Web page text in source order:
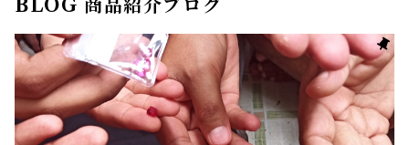
BLOG 商品紹介ブログ